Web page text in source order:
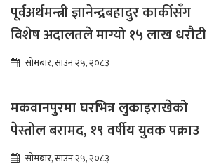
पूर्वअर्थमन्त्री ज्ञानेन्द्रबहादुर कार्कीसँग
विशेष अदालतले माग्यो १५ लाख धरौटी
सोमबार, साउन २५, २०८३
मकवानपुरमा घरभित्र लुकाइराखेको
पेस्तोल बरामद, १९ वर्षीय युवक पक्राउ
सोमबार, साउन २५, २०८३